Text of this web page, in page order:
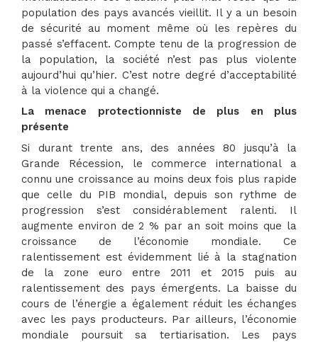
population des pays avancés vieillit. Il y a un besoin
de sécurité au moment même où les repères du
passé s’effacent. Compte tenu de la progression de
la population, la société n’est pas plus violente
aujourd’hui qu’hier. C’est notre degré d’acceptabilité
à la violence qui a changé.
La menace protectionniste de plus en plus
présente
Si durant trente ans, des années 80 jusqu’à la
Grande Récession, le commerce international a
connu une croissance au moins deux fois plus rapide
que celle du PIB mondial, depuis son rythme de
progression s’est considérablement ralenti. Il
augmente environ de 2 % par an soit moins que la
croissance de l’économie mondiale. Ce
ralentissement est évidemment lié à la stagnation
de la zone euro entre 2011 et 2015 puis au
ralentissement des pays émergents. La baisse du
cours de l’énergie a également réduit les échanges
avec les pays producteurs. Par ailleurs, l’économie
mondiale poursuit sa tertiarisation. Les pays